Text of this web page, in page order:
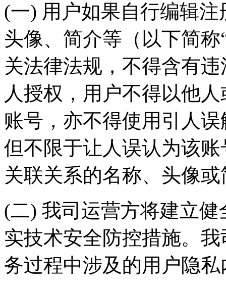
(一) 用户如果自行编辑
头像、简介等（以下简
关法律法规，不得含有
人授权，用户不得以他
账号，亦不得使用引人
但不限于让人误认为该
关联关系的名称、头像
(二) 我司运营方将建立
实技术安全防控措施。
务过程中涉及的用户隐